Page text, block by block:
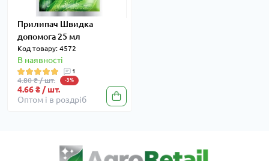
Прилипач Швидка
допомога 25 мл
Код товару: 4572
В наявності
1
4.80 ₴ / шт. -3%
4.66 ₴ / шт.
Оптом і в роздріб